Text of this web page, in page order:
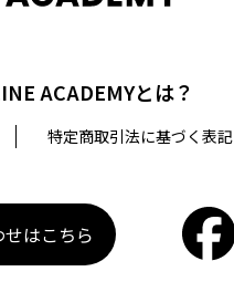
ACADEMYとは？
特定商取引法に基づく表記
はこちら